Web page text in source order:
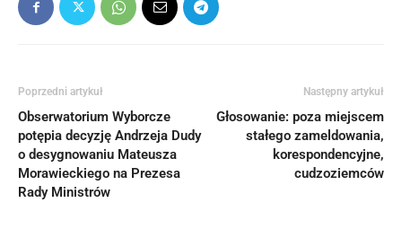
Poprzedni artykuł
Obserwatorium Wyborcze
potępia decyzję Andrzeja Dudy
o desygnowaniu Mateusza
Morawieckiego na Prezesa
Rady Ministrów
Następny artykuł
Głosowanie: poza miejscem
stałego zameldowania,
korespondencyjne,
cudzoziemców